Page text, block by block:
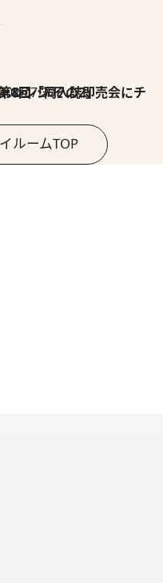
8回「同人誌即売会にチャレンジ その2」
ルームTOP